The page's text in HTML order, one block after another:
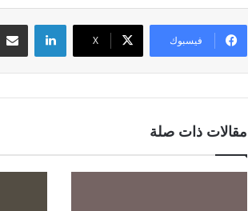
فيسبوك ‫X
لينكدإن
مقالات ذات صلة